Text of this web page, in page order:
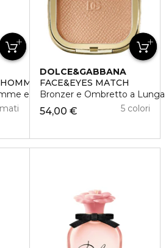
eau de toilette vaporisateur
DOLCE&GABBANA
FACE&EYES MATCH
Bronzer e Ombretto a Lunga
54,00 € 5 colori